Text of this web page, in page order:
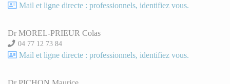
Mail et ligne directe : professionnels, identifiez vous.
Dr MOREL-PRIEUR Colas
04 77 12 73 84
Mail et ligne directe : professionnels, identifiez vous.